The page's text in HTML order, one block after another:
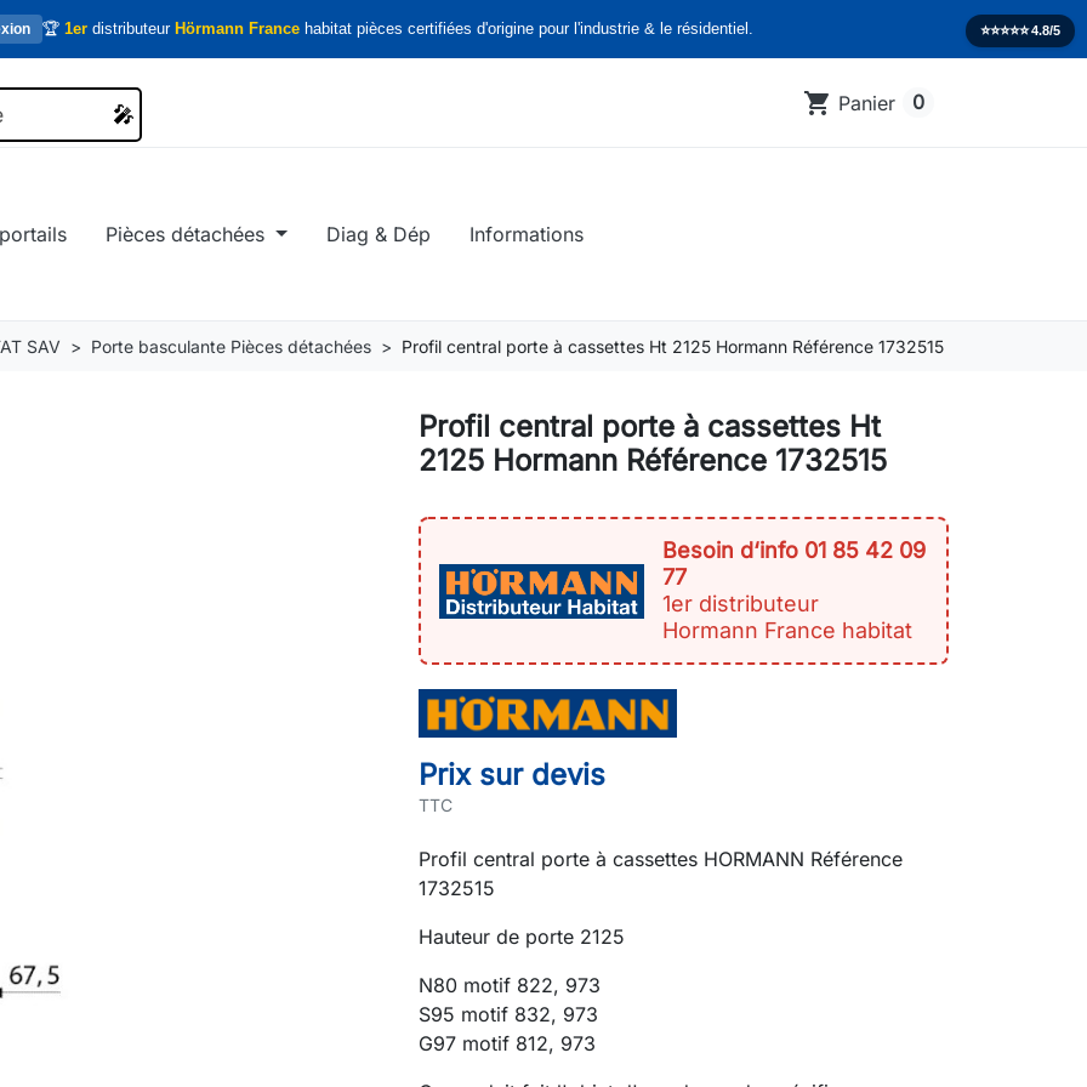
🏆 1er distributeur Hörmann France habitat pièces certifiées d'origine pour l'industrie & le résidentiel. ⭐️⭐️⭐️⭐️⭐️4.8/5
🎤
🎤 shopping_cart Panier 0
Pièces détachées Diag & Dép Informations
SAV Porte basculante Pièces détachées Profil central porte à cassettes Ht 2125 Hormann Référence 1732515
Profil central porte à cassettes Ht
2125 Hormann Référence 1732515
Besoin d‘info 01 85 42 09
77
1er distributeur
Hormann France habitat
Prix sur devis
TTC
Profil central porte à cassettes HORMANN Référence
1732515
Hauteur de porte 2125
N80 motif 822, 973
S95 motif 832, 973
G97 motif 812, 973